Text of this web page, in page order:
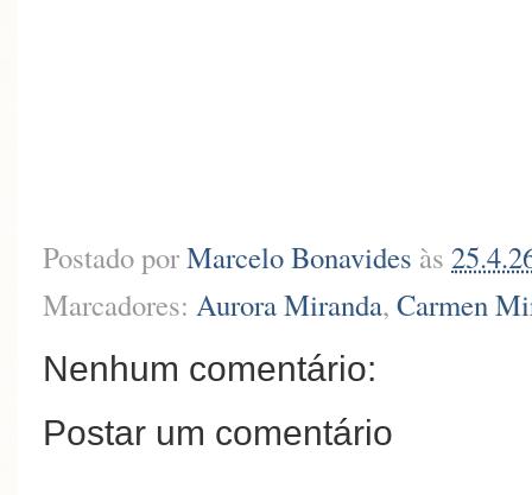
Postado porMarcelo Bonavides às
Marcadores: Aurora Miranda, Carmen
Nenhum comentário:
Postar um comentário